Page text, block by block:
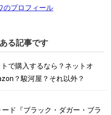
のプロフィール
る記事です
で購入するなら？ネットオ
？駿河屋？それ以外？
ード『ブラック・ダガー・ブラ